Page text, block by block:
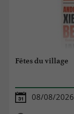
Fêtes du village
08/08/2026